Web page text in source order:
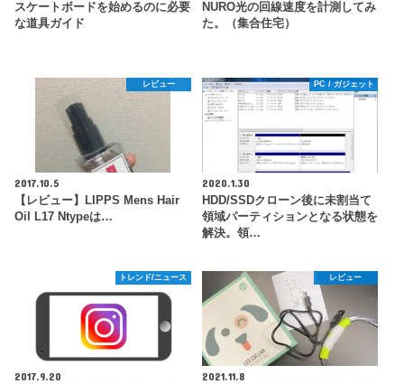
スケートボードを始めるのに必要
な道具ガイド
NURO光の回線速度を計測してみ
た。（集合住宅）
レビュー
2017.10.5
【レビュー】LIPPS Mens Hair
Oil L17 Ntypeは…
PC / ガジェット
2020.1.30
HDD/SSDクローン後に未割当て
領域パーティションとなる状態を
解決。領…
トレンド/ニュース
2017.9.20
レビュー
2021.11.8